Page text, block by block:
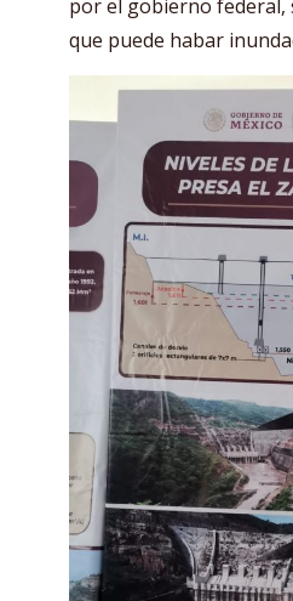
por el gobierno federal,
que puede habar